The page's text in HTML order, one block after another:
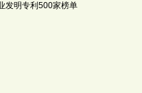
发明专利500家榜单